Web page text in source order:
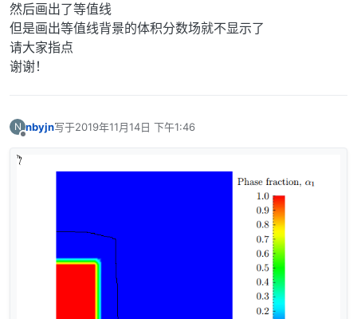
然后画出了等值线
但是画出等值线背景的体积分数场就不显示了
请大家指点
谢谢！
N nbyjn写于2019年11月14日 下午1:46
最后由 编辑